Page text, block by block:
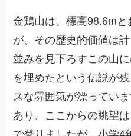
金鶏山は、標高98.6m
が、その歴史的価値は
並みを見下ろすこの山
を埋めたという伝説が
スな雰囲気が漂ってい
あり、ここからの眺望